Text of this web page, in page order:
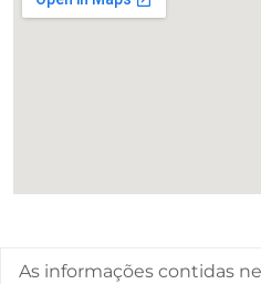
As informações contidas